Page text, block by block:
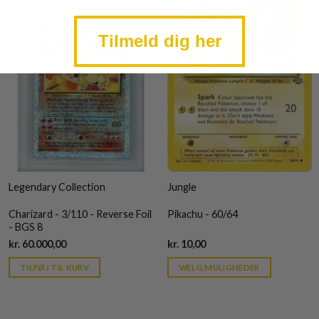
Legendary Collection
Charizard - 3/110 - Reverse Foil
- BGS 8
kr. 60.000,00Current
is:
kr. 39,95.
TILFØJ TIL KURV
Jungle
Pikachu - 60/64
kr.10,00Current
is:
kr. 39,95.
VÆLG MULIGHEDER
Tilmeld dig her